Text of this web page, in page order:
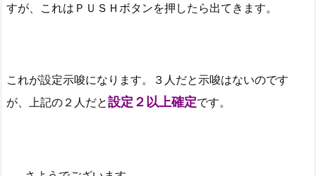
すが、これはＰＵＳＨボタンを押したら出てきます。
これが設定示唆になります。３人だと示唆はないのです
が、上記の２人だと設定２以上確定です。